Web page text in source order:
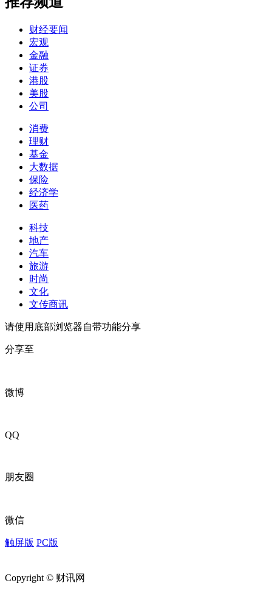
财经要闻
宏观
金融
证券
港股
美股
公司
消费
理财
基金
大数据
保险
经济学
医药
科技
地产
汽车
旅游
时尚
文化
文传商讯
请使用底部浏览器自带功能分享
分享至
微博
QQ
朋友圈
微信
触屏版 PC版
Copyright © 财讯网